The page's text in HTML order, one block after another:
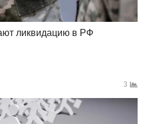
ликвидацию в РФ
3